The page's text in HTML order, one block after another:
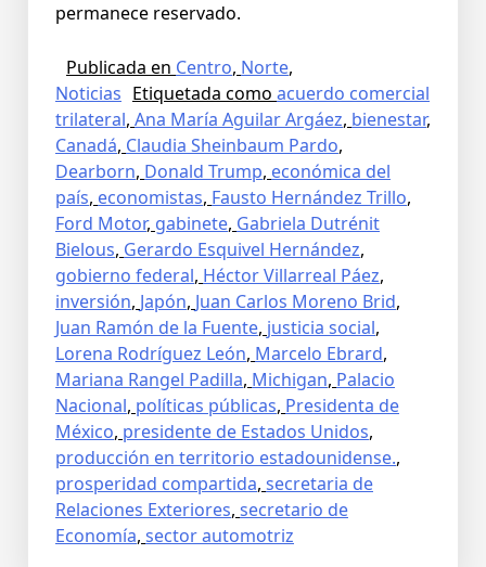
permanece reservado.
Publicada en Centro, Norte,
Noticias Etiquetada como acuerdo comercial
trilateral, Ana María Aguilar Argáez, bienestar,
Canadá, Claudia Sheinbaum Pardo,
Dearborn, Donald Trump, económica del
país, economistas, Fausto Hernández Trillo,
Ford Motor, gabinete, Gabriela Dutrénit
Bielous, Gerardo Esquivel Hernández,
gobierno federal, Héctor Villarreal Páez,
inversión, Japón, Juan Carlos Moreno Brid,
Juan Ramón de la Fuente, justicia social,
Lorena Rodríguez León, Marcelo Ebrard,
Mariana Rangel Padilla, Michigan, Palacio
Nacional, políticas públicas, Presidenta de
México, presidente de Estados Unidos,
producción en territorio estadounidense.,
prosperidad compartida, secretaria de
Relaciones Exteriores, secretario de
Economía, sector automotriz